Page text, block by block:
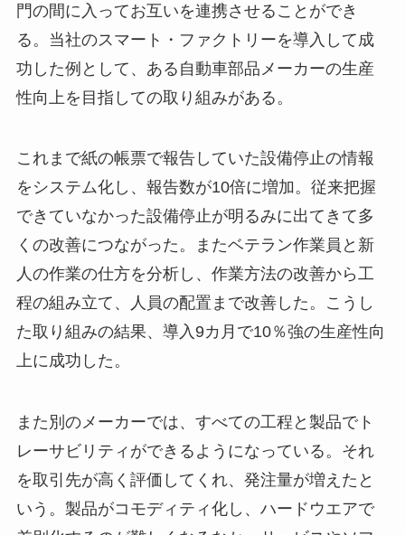
門の間に入ってお互いを連携させることができ
る。当社のスマート・ファクトリーを導入して成
功した例として、ある自動車部品メーカーの生産
性向上を目指しての取り組みがある。
これまで紙の帳票で報告していた設備停止の情報
をシステム化し、報告数が10倍に増加。従来把握
できていなかった設備停止が明るみに出てきて多
くの改善につながった。またベテラン作業員と新
人の作業の仕方を分析し、作業方法の改善から工
程の組み立て、人員の配置まで改善した。こうし
た取り組みの結果、導入9カ月で10％強の生産性向
上に成功した。
また別のメーカーでは、すべての工程と製品でト
レーサビリティができるようになっている。それ
を取引先が高く評価してくれ、発注量が増えたと
いう。製品がコモディティ化し、ハードウエアで